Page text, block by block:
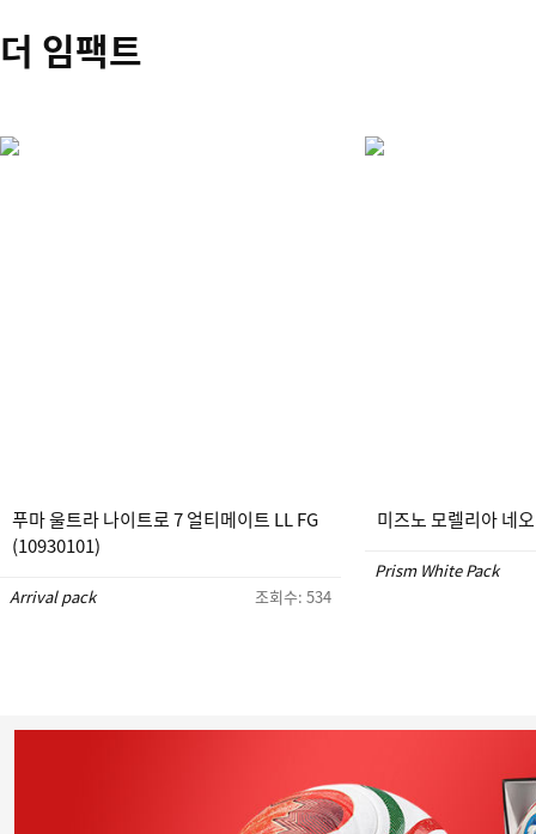
더 임팩트
푸마 울트라 나이트로 7 얼티메이트 LL FG
(10930101)
Arrival pack 조회수: 534
미즈노 모렐리아 네
Prism White Pack